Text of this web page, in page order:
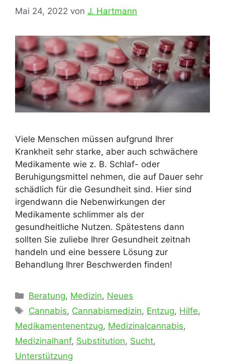
Mai 24, 2022 von J. Hartmann
Viele Menschen müssen aufgrund Ihrer
Krankheit sehr starke, aber auch schwächere
Medikamente wie z. B. Schlaf- oder
Beruhigungsmittel nehmen, die auf Dauer sehr
schädlich für die Gesundheit sind. Hier sind
irgendwann die Nebenwirkungen der
Medikamente schlimmer als der
gesundheitliche Nutzen. Spätestens dann
sollten Sie zuliebe Ihrer Gesundheit zeitnah
handeln und eine bessere Lösung zur
Behandlung Ihrer Beschwerden finden!
Kategorien
Beratung, Medizin, Neues
Schlagwörter
Cannabis, Cannabismedizin, Entzug, Hilfe,
Medikamentenentzug, Medizinalcannabis,
Medizinalhanf, Substitution, Sucht,
Unterstützung